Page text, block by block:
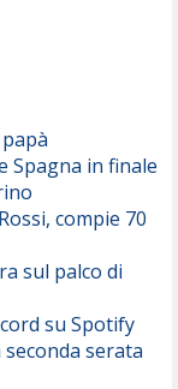
Spagna in finale
compie 70
sul palco di
su Spotify
serata